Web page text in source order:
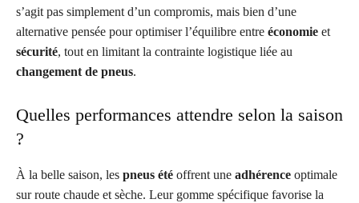
s’agit pas simplement d’un compromis, mais bien d’une
alternative pensée pour optimiser l’équilibre entre économie et
sécurité, tout en limitant la contrainte logistique liée au
changement de pneus.
Quelles performances attendre selon la saison
?
À la belle saison, les pneus été offrent une adhérence optimale
sur route chaude et sèche. Leur gomme spécifique favorise la